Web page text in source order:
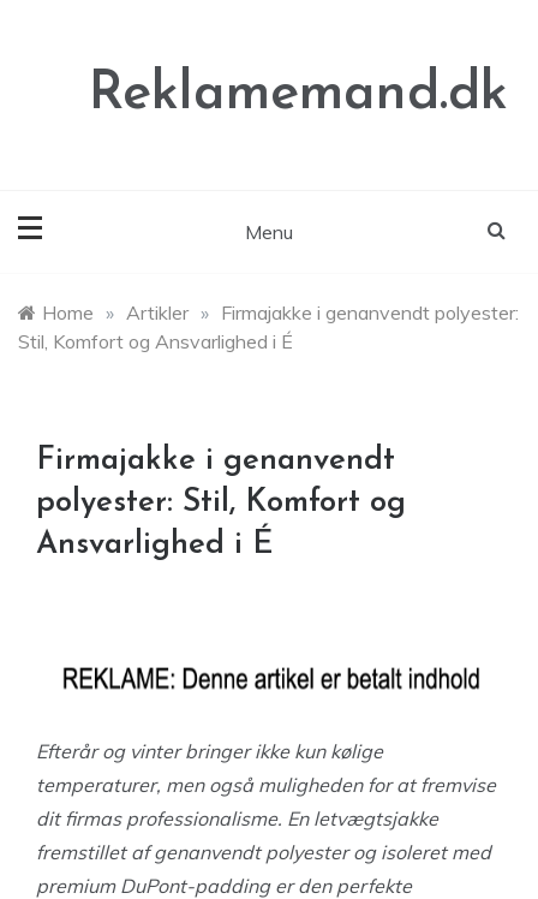
Reklamemand.dk
Menu
Home » Artikler » Firmajakke i genanvendt polyester:
Stil, Komfort og Ansvarlighed i É
Firmajakke i genanvendt
polyester: Stil, Komfort og
Ansvarlighed i É
Efterår og vinter bringer ikke kun kølige
temperaturer, men også muligheden for at fremvise
dit firmas professionalisme. En letvægtsjakke
fremstillet af genanvendt polyester og isoleret med
premium DuPont-padding er den perfekte